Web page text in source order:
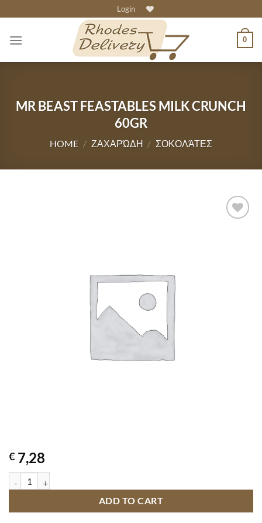
to
content
Login
0
MR BEAST FEASTABLES MILK CRUNCH
60GR
HOME / ΖΑΧΑΡΏΔΗ / ΣΟΚΟΛΆΤΕΣ
€ 7,28
MR BEAST FEASTABLES MILK CRUNCH 60GR quantity
ADD TO CART